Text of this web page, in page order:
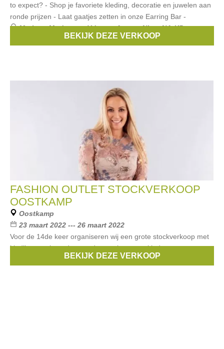
to expect? - Shop je favoriete kleding, decoratie en juwelen aan
ronde prijzen - Laat gaatjes zetten in onze Earring Bar -
Merken:Modstrom,Ydence,Anna + Nina,NA-KD,
Sincerely Valentine, ...
BEKIJK DEZE VERKOOP
FASHION OUTLET STOCKVERKOOP
OOSTKAMP
Oostkamp
23 maart 2022 --- 26 maart 2022
Voor de 14de keer organiseren wij een grote stockverkoop met
kledij en nachtmode voor dames, heren en kinderen.
Guess,Liu Jo ,Riverwoods,Woody
BEKIJK DEZE VERKOOP